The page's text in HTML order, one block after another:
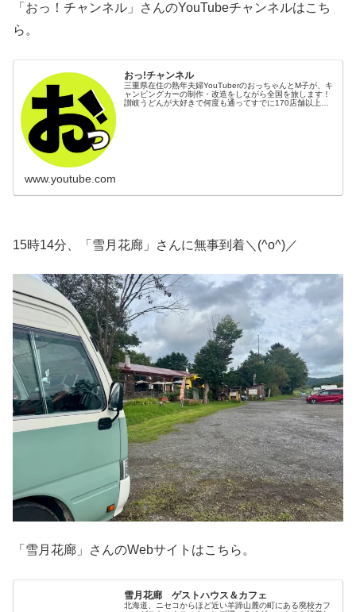
「おっ！チャンネル」さんのYouTubeチャンネルはこち
ら。
おっ!チャンネル
三重県在住の熟年夫婦YouTuberのおっちゃんとM子が、キ
ャンピングカーの制作・改造をしながら全国を旅します！
讃岐うどんが大好きで何度も通ってすでに170店舗以上の
www.youtube.com
15時14分、「雪月花廊」さんに無事到着＼(^o^)／
「雪月花廊」さんのWebサイトはこちら。
雪月花廊 ゲストハウス＆カフェ
北海道、ニセコからほど近い羊蹄山麓の町にある廃校カフ